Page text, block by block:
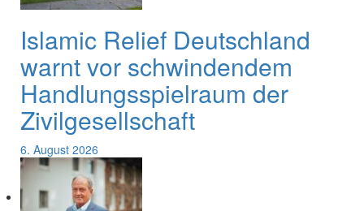
Islamic Relief Deutschland
warnt vor schwindendem
Handlungsspielraum der
Zivilgesellschaft
6. August 2026